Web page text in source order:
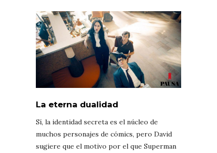
La eterna dualidad
Sí, la identidad secreta es el núcleo de
muchos personajes de cómics, pero David
sugiere que el motivo por el que Superman